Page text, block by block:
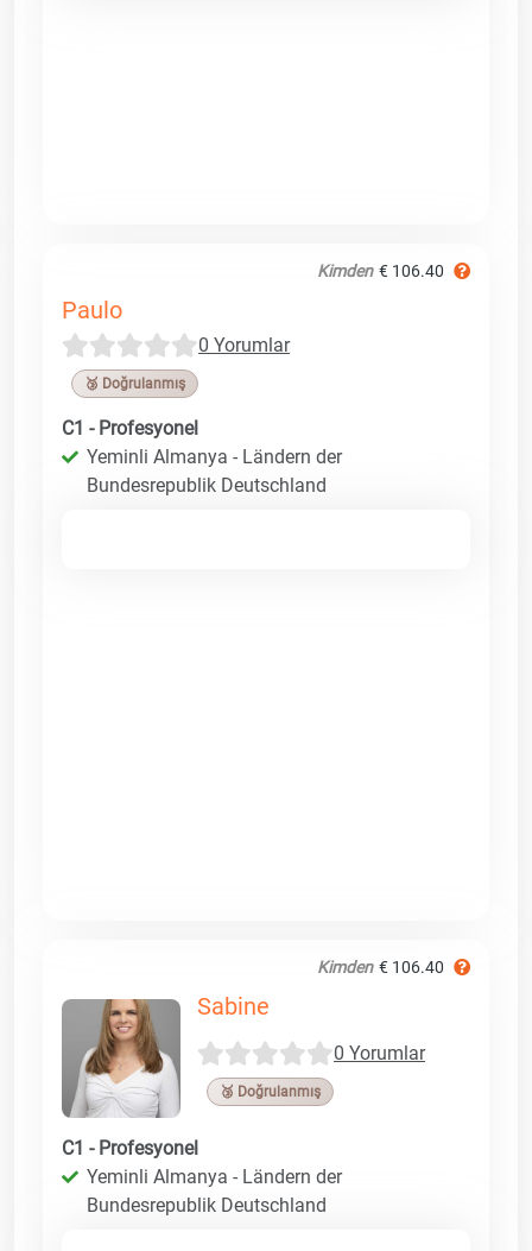
Kimden € 106.40
Paulo
0 Yorumlar
🥉 Doğrulanmış
C1 - Profesyonel
Yeminli Almanya - Ländern der
Bundesrepublik Deutschland
Kimden € 106.40
Sabine
0 Yorumlar
🥉 Doğrulanmış
C1 - Profesyonel
Yeminli Almanya - Ländern der
Bundesrepublik Deutschland